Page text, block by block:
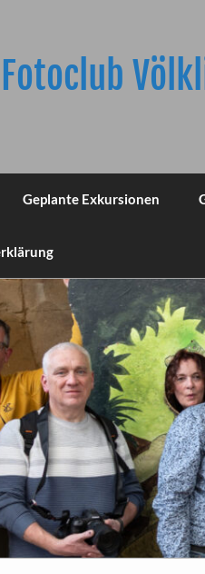
Fotoclub
Geplante Exkursionen